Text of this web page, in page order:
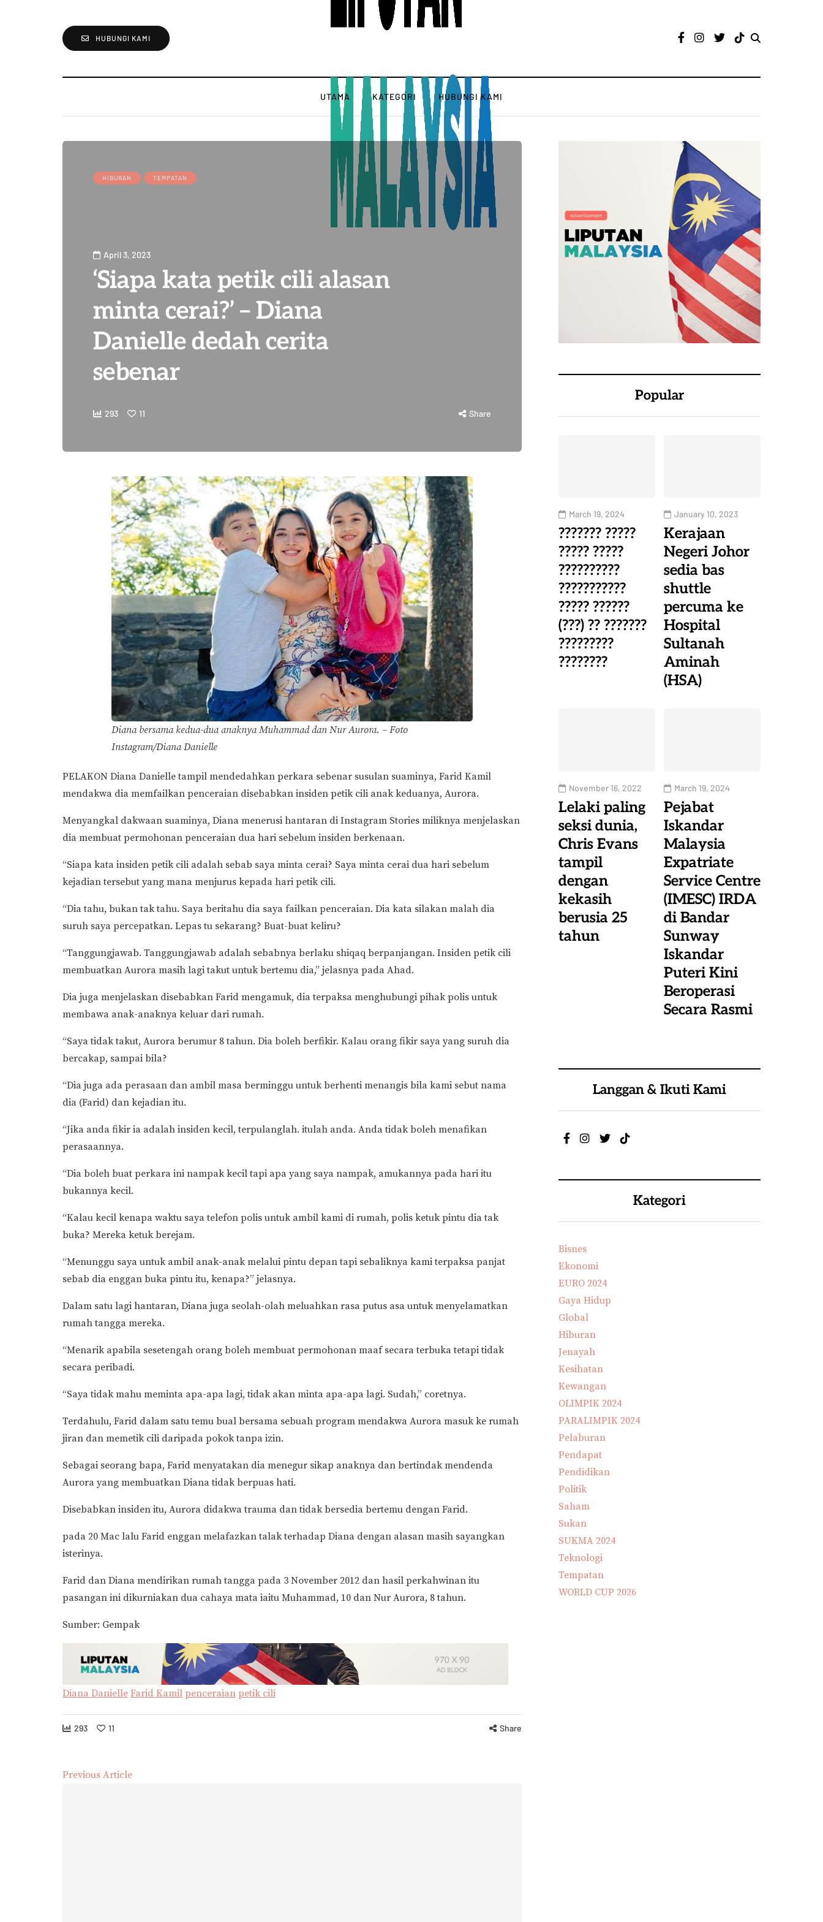
HUBUNGI KAMI
UTAMA KATEGORI HUBUNGI KAMI
HIBURAN TEMPATAN
April 3, 2023
‘Siapa kata petik cili alasan
minta cerai?’ – Diana
Danielle dedah cerita
sebenar
293 11 Share
Diana bersama kedua-dua anaknya Muhammad dan Nur Aurora. – Foto
Instagram/Diana Danielle
PELAKON Diana Danielle tampil mendedahkan perkara sebenar susulan suaminya, Farid Kamil
mendakwa dia memfailkan penceraian disebabkan insiden petik cili anak keduanya, Aurora.
Menyangkal dakwaan suaminya, Diana menerusi hantaran di Instagram Stories miliknya menjelaskan
dia membuat permohonan penceraian dua hari sebelum insiden berkenaan.
“Siapa kata insiden petik cili adalah sebab saya minta cerai? Saya minta cerai dua hari sebelum
kejadian tersebut yang mana menjurus kepada hari petik cili.
“Dia tahu, bukan tak tahu. Saya beritahu dia saya failkan penceraian. Dia kata silakan malah dia
suruh saya percepatkan. Lepas tu sekarang? Buat-buat keliru?
“Tanggungjawab. Tanggungjawab adalah sebabnya berlaku shiqaq berpanjangan. Insiden petik cili
membuatkan Aurora masih lagi takut untuk bertemu dia,” jelasnya pada Ahad.
Dia juga menjelaskan disebabkan Farid mengamuk, dia terpaksa menghubungi pihak polis untuk
membawa anak-anaknya keluar dari rumah.
“Saya tidak takut, Aurora berumur 8 tahun. Dia boleh berfikir. Kalau orang fikir saya yang suruh dia
bercakap, sampai bila?
“Dia juga ada perasaan dan ambil masa berminggu untuk berhenti menangis bila kami sebut nama
dia (Farid) dan kejadian itu.
“Jika anda fikir ia adalah insiden kecil, terpulanglah. itulah anda. Anda tidak boleh menafikan
perasaannya.
“Dia boleh buat perkara ini nampak kecil tapi apa yang saya nampak, amukannya pada hari itu
bukannya kecil.
“Kalau kecil kenapa waktu saya telefon polis untuk ambil kami di rumah, polis ketuk pintu dia tak
buka? Mereka ketuk berejam.
“Menunggu saya untuk ambil anak-anak melalui pintu depan tapi sebaliknya kami terpaksa panjat
sebab dia enggan buka pintu itu, kenapa?” jelasnya.
Dalam satu lagi hantaran, Diana juga seolah-olah meluahkan rasa putus asa untuk menyelamatkan
rumah tangga mereka.
“Menarik apabila sesetengah orang boleh membuat permohonan maaf secara terbuka tetapi tidak
secara peribadi.
“Saya tidak mahu meminta apa-apa lagi, tidak akan minta apa-apa lagi. Sudah,” coretnya.
Terdahulu, Farid dalam satu temu bual bersama sebuah program mendakwa Aurora masuk ke rumah
jiran dan memetik cili daripada pokok tanpa izin.
Sebagai seorang bapa, Farid menyatakan dia menegur sikap anaknya dan bertindak mendenda
Aurora yang membuatkan Diana tidak berpuas hati.
Disebabkan insiden itu, Aurora didakwa trauma dan tidak bersedia bertemu dengan Farid.
pada 20 Mac lalu Farid enggan melafazkan talak terhadap Diana dengan alasan masih sayangkan
isterinya.
Farid dan Diana mendirikan rumah tangga pada 3 November 2012 dan hasil perkahwinan itu
pasangan ini dikurniakan dua cahaya mata iaitu Muhammad, 10 dan Nur Aurora, 8 tahun.
Sumber: Gempak
Diana Danielle Farid Kamil penceraian petik cili
293 11 Share
Popular
March 19, 2024
??????? ?????
????? ?????
??????????
???????????
????? ??????
(???) ?? ???????
?????????
????????
January 10, 2023
Kerajaan
Negeri Johor
sedia bas
shuttle
percuma ke
Hospital
Sultanah
Aminah
(HSA)
November 16, 2022
Lelaki paling
seksi dunia,
Chris Evans
tampil
dengan
kekasih
berusia 25
tahun
March 19, 2024
Pejabat
Iskandar
Malaysia
Expatriate
Service Centre
(IMESC) IRDA
di Bandar
Sunway
Iskandar
Puteri Kini
Beroperasi
Secara Rasmi
Langgan & Ikuti Kami
Kategori
Bisnes
Ekonomi
EURO 2024
Gaya Hidup
Global
Hiburan
Jenayah
Kesihatan
Kewangan
OLIMPIK 2024
PARALIMPIK 2024
Pelaburan
Pendapat
Pendidikan
Politik
Saham
Sukan
SUKMA 2024
Teknologi
Tempatan
WORLD CUP 2026
Previous Article